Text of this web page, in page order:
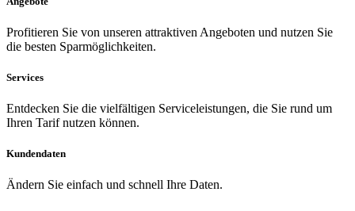
Profitieren Sie von unseren attraktiven Angeboten und nutzen Sie
die besten Sparmöglichkeiten.
Services
Entdecken Sie die vielfältigen Serviceleistungen, die Sie rund um
Ihren Tarif nutzen können.
Kundendaten
Ändern Sie einfach und schnell Ihre Daten.